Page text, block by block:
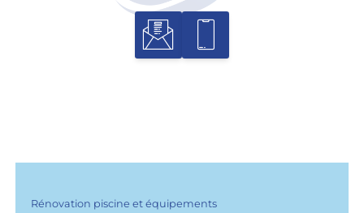
Rénovation piscine et équipements